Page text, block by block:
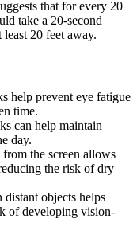
that for every 20
take a 20-second
20 feet away.
help prevent eye fatigue
time.
can help maintain
day.
the screen allows
the risk of dry
distant objects helps
of developing vision-